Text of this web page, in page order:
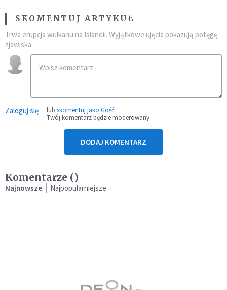
SKOMENTUJ ARTYKUŁ
Trwa erupcja wulkanu na Islandii. Wyjątkowe ujęcia pokazują potęgę
zjawiska
Zaloguj się lub skomentuj jako Gość
Twój komentarz będzie moderowany
DODAJ KOMENTARZ
Komentarze ()
Najnowsze Najpopularniejsze